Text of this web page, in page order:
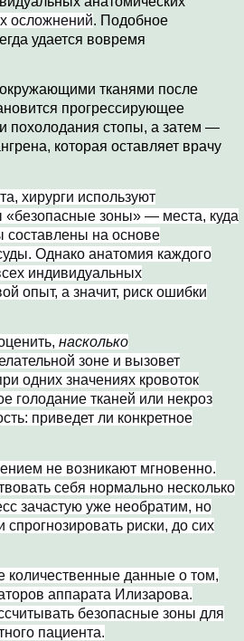
осложнений. Подобное
удается вовремя
тканями после
прогрессирующее
похолодания стопы, а затем —
которая оставляет врачу
хирурги используют
«безопасные зоны» — места, куда
составлены на основе
Однако анатомия каждого
индивидуальных
опыт, а значит, риск ошибки
насколько
зоне и вызовет
одних значениях кровоток
голодание тканей или некроз
приведет ли конкретное
не возникают мгновенно.
себя нормально несколько
зачастую уже необратим, но
риски, до сих
количественные данные о том,
аппарата Илизарова.
безопасные зоны для
пациента.